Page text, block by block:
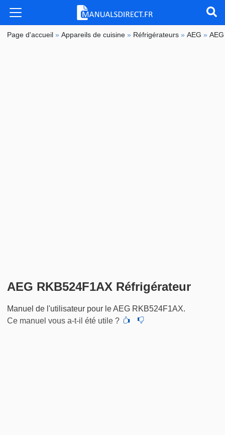
Page d'accueil »Appareils de cuisine » Réfrigérateurs »AEG »
AEG RKB524F1AX Réfrigérateur
Manuel de l'utilisateur pour le AEG RKB524F1AX.
Ce manuel vous a-t-il été utile ?